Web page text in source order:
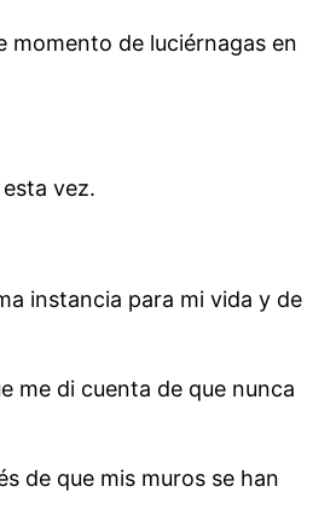
momento de luciérnagas en
vez.
instancia para mi vida y de
me di cuenta de que nunca
de que mis muros se han